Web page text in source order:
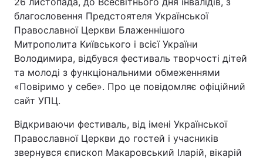
благословення Предстоятеля Української
Православної Церкви Блаженнішого
Митрополита Київського і всієї України
Володимира, відбувся фестиваль творчості дітей
та молоді з функціональними обмеженнями
«Повіримо у себе». Про це повідомляє офіційний
сайт УПЦ.
Відкриваючи фестиваль, від імені Української
Православної Церкви до гостей і учасників
звернувся єпископ Макаровський Іларій, вікарій